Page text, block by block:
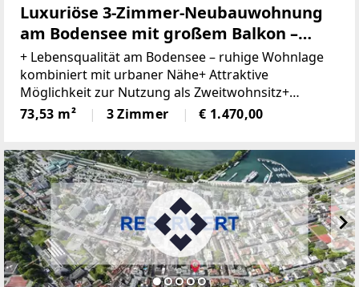
Luxuriöse 3-Zimmer-Neubauwohnung
am Bodensee mit großem Balkon –
ideal als Haupt- oder Zweitwohnsitz
+ Lebensqualität am Bodensee – ruhige Wohnlage
kombiniert mit urbaner Nähe+ Attraktive
Möglichkeit zur Nutzung als Zweitwohnsitz+
Zahlreiche Radwege, Sportangebote, Vereine und
Naherholungsgebiete in der Umgebung+ Bodensee
73,53 m² 3 Zimmer € 1.470,00